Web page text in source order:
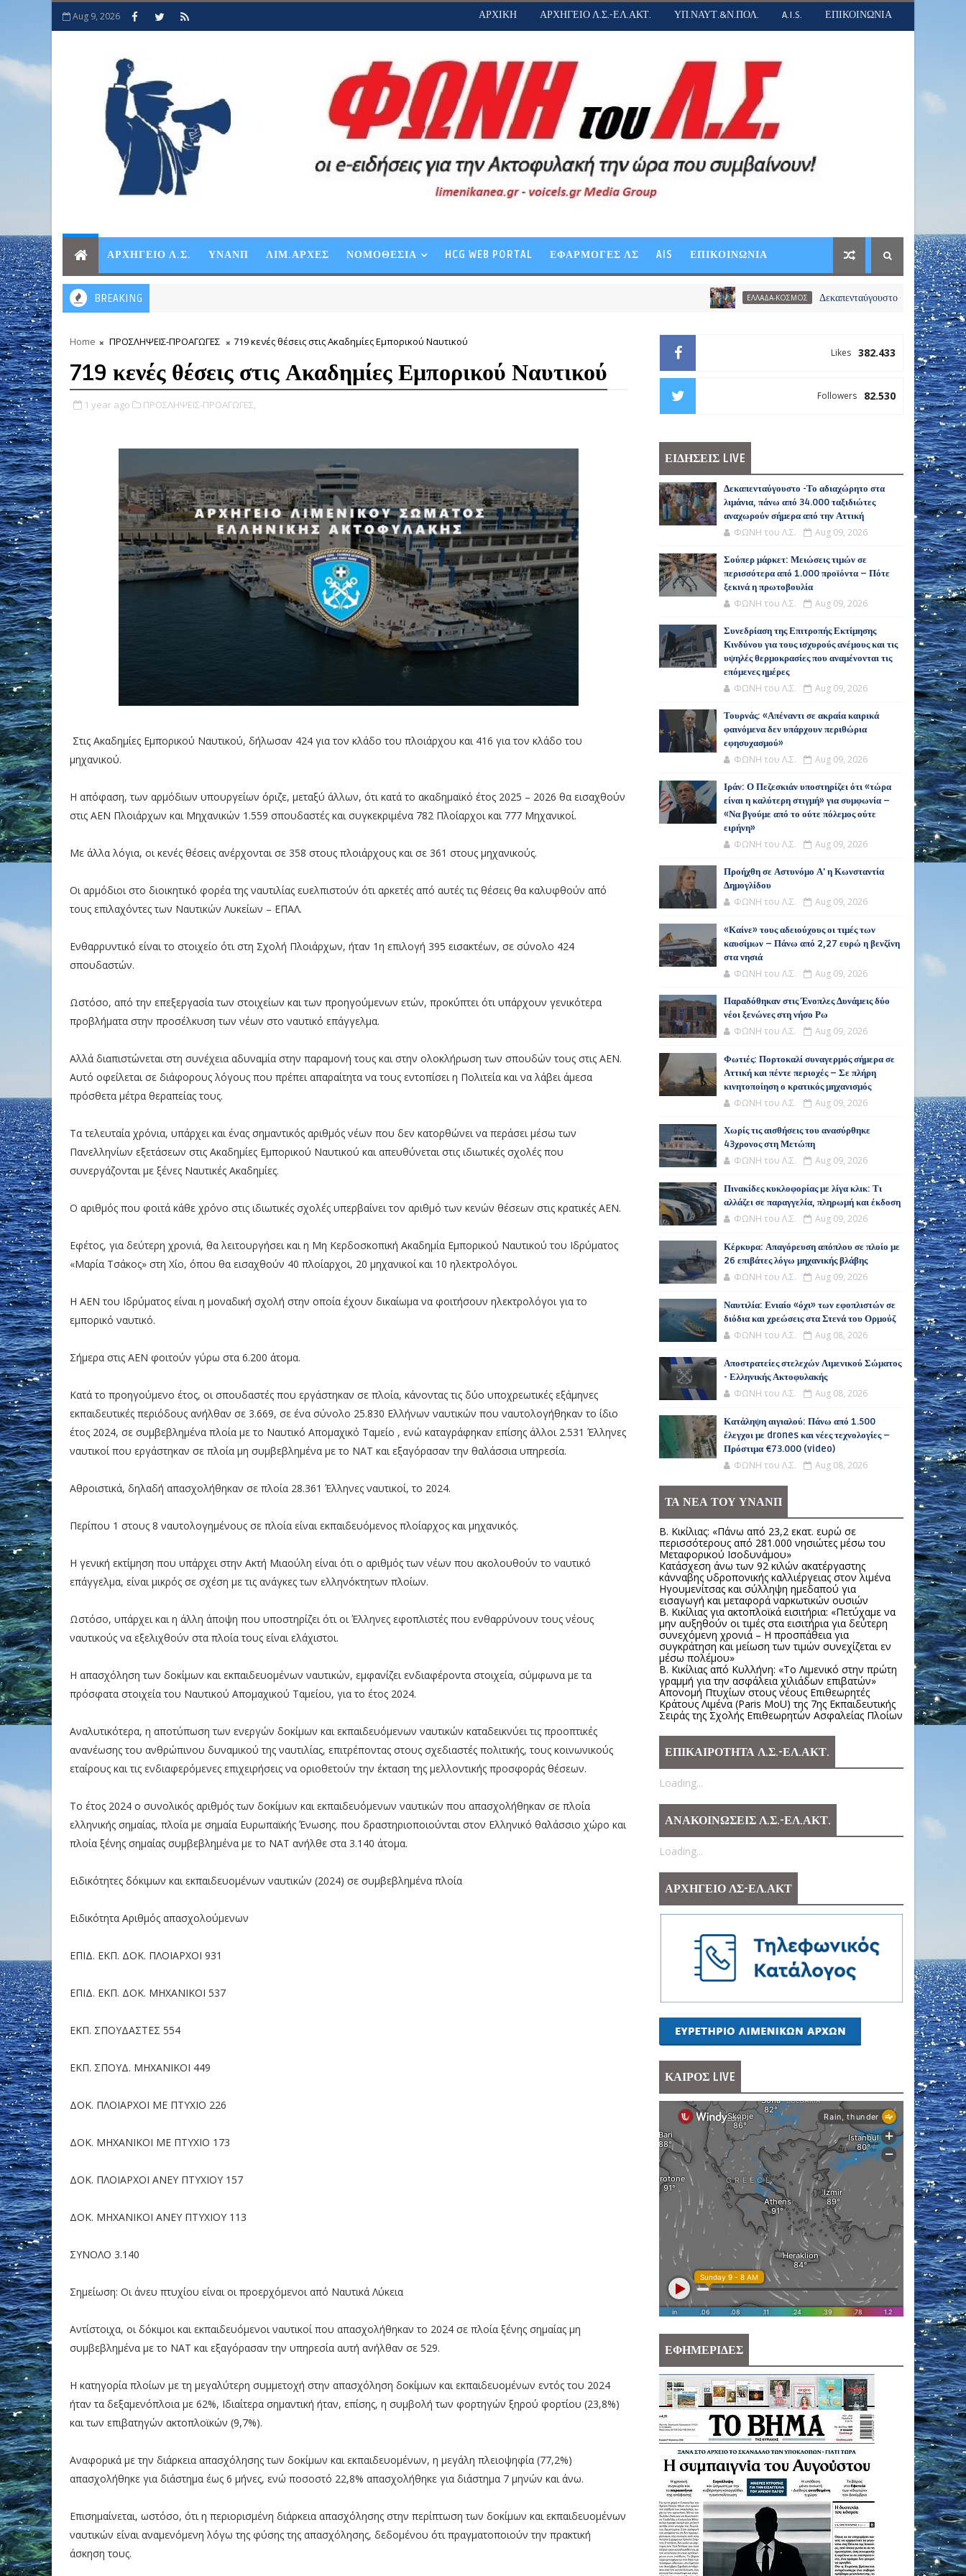
Aug 9, 2026 ΑΡΧΙΚΗ ΑΡΧΗΓΕΙΟ Λ.Σ.-ΕΛ.ΑΚΤ. ΥΠ.ΝΑΥΤ.&Ν.ΠΟΛ. A.I.S. ΕΠΙΚΟΙΝΩΝΙΑ
ΑΡΧΗΓΕΙΟ Λ.Σ. ΥΝΑΝΠ ΛΙΜ.ΑΡΧΕΣ ΝΟΜΟΘΕΣΙΑ HCG WEB PORTAL ΕΦΑΡΜΟΓΕΣ ΛΣ AIS ΕΠΙΚΟΙΝΩΝΙΑ
BREAKING ΕΛΛΑΔΑ-ΚΟΣΜΟΣ Δεκαπενταύγουστο -Το αδιαχώρητο στα
Home ΠΡΟΣΛΗΨΕΙΣ-ΠΡΟΑΓΩΓΕΣ 719 κενές θέσεις στις Ακαδημίες Εμπορικού Ναυτικού
719 κενές θέσεις στις Ακαδημίες Εμπορικού Ναυτικού
1 year ago ΠΡΟΣΛΗΨΕΙΣ-ΠΡΟΑΓΩΓΕΣ,
Στις Ακαδημίες Εμπορικού Ναυτικού, δήλωσαν 424 για τον κλάδο του πλοιάρχου και 416 για τον κλάδο του
μηχανικού.
Η απόφαση, των αρμόδιων υπουργείων όριζε, μεταξύ άλλων, ότι κατά το ακαδημαϊκό έτος 2025 – 2026 θα εισαχθούν
στις ΑΕΝ Πλοιάρχων και Μηχανικών 1.559 σπουδαστές και συγκεκριμένα 782 Πλοίαρχοι και 777 Μηχανικοί.
Με άλλα λόγια, οι κενές θέσεις ανέρχονται σε 358 στους πλοιάρχους και σε 361 στους μηχανικούς.
Οι αρμόδιοι στο διοικητικό φορέα της ναυτιλίας ευελπιστούν ότι αρκετές από αυτές τις θέσεις θα καλυφθούν από
τους επιλαχόντες των Ναυτικών Λυκείων – ΕΠΑΛ.
Ενθαρρυντικό είναι το στοιχείο ότι στη Σχολή Πλοιάρχων, ήταν 1η επιλογή 395 εισακτέων, σε σύνολο 424
σπουδαστών.
Ωστόσο, από την επεξεργασία των στοιχείων και των προηγούμενων ετών, προκύπτει ότι υπάρχουν γενικότερα
προβλήματα στην προσέλκυση των νέων στο ναυτικό επάγγελμα.
Αλλά διαπιστώνεται στη συνέχεια αδυναμία στην παραμονή τους και στην ολοκλήρωση των σπουδών τους στις ΑΕΝ.
Αυτό οφείλεται σε διάφορους λόγους που πρέπει απαραίτητα να τους εντοπίσει η Πολιτεία και να λάβει άμεσα
πρόσθετα μέτρα θεραπείας τους.
Τα τελευταία χρόνια, υπάρχει και ένας σημαντικός αριθμός νέων που δεν κατορθώνει να περάσει μέσω των
Πανελληνίων εξετάσεων στις Ακαδημίες Εμπορικού Ναυτικού και απευθύνεται στις ιδιωτικές σχολές που
συνεργάζονται με ξένες Ναυτικές Ακαδημίες.
Ο αριθμός που φοιτά κάθε χρόνο στις ιδιωτικές σχολές υπερβαίνει τον αριθμό των κενών θέσεων στις κρατικές ΑΕΝ.
Εφέτος, για δεύτερη χρονιά, θα λειτουργήσει και η Μη Κερδοσκοπική Ακαδημία Εμπορικού Ναυτικού του Ιδρύματος
«Μαρία Τσάκος» στη Χίο, όπου θα εισαχθούν 40 πλοίαρχοι, 20 μηχανικοί και 10 ηλεκτρολόγοι.
Η ΑΕΝ του Ιδρύματος είναι η μοναδική σχολή στην οποία έχουν δικαίωμα να φοιτήσουν ηλεκτρολόγοι για το
εμπορικό ναυτικό.
Σήμερα στις ΑΕΝ φοιτούν γύρω στα 6.200 άτομα.
Κατά το προηγούμενο έτος, οι σπουδαστές που εργάστηκαν σε πλοία, κάνοντας τις δύο υποχρεωτικές εξάμηνες
εκπαιδευτικές περιόδους ανήλθαν σε 3.669, σε ένα σύνολο 25.830 Ελλήνων ναυτικών που ναυτολογήθηκαν το ίδιο
έτος 2024, σε συμβεβλημένα πλοία με το Ναυτικό Απομαχικό Ταμείο , ενώ καταγράφηκαν επίσης άλλοι 2.531 Έλληνες
ναυτικοί που εργάστηκαν σε πλοία μη συμβεβλημένα με το ΝΑΤ και εξαγόρασαν την θαλάσσια υπηρεσία.
Αθροιστικά, δηλαδή απασχολήθηκαν σε πλοία 28.361 Έλληνες ναυτικοί, το 2024.
Περίπου 1 στους 8 ναυτολογημένους σε πλοία είναι εκπαιδευόμενος πλοίαρχος και μηχανικός.
Η γενική εκτίμηση που υπάρχει στην Ακτή Μιαούλη είναι ότι ο αριθμός των νέων που ακολουθούν το ναυτικό
επάγγελμα, είναι μικρός σε σχέση με τις ανάγκες των ελληνόκτητων πλοίων.
Ωστόσο, υπάρχει και η άλλη άποψη που υποστηρίζει ότι οι Έλληνες εφοπλιστές που ενθαρρύνουν τους νέους
ναυτικούς να εξελιχθούν στα πλοία τους είναι ελάχιστοι.
Η απασχόληση των δοκίμων και εκπαιδευομένων ναυτικών, εμφανίζει ενδιαφέροντα στοιχεία, σύμφωνα με τα
πρόσφατα στοιχεία του Ναυτικού Απομαχικού Ταμείου, για το έτος 2024.
Αναλυτικότερα, η αποτύπωση των ενεργών δοκίμων και εκπαιδευόμενων ναυτικών καταδεικνύει τις προοπτικές
ανανέωσης του ανθρώπινου δυναμικού της ναυτιλίας, επιτρέποντας στους σχεδιαστές πολιτικής, τους κοινωνικούς
εταίρους και τις ενδιαφερόμενες επιχειρήσεις να οριοθετούν την έκταση της μελλοντικής προσφοράς θέσεων.
Το έτος 2024 ο συνολικός αριθμός των δοκίμων και εκπαιδευόμενων ναυτικών που απασχολήθηκαν σε πλοία
ελληνικής σημαίας, πλοία με σημαία Ευρωπαϊκής Ένωσης. που δραστηριοποιούνται στον Ελληνικό θαλάσσιο χώρο και
πλοία ξένης σημαίας συμβεβλημένα με το ΝΑΤ ανήλθε στα 3.140 άτομα.
Ειδικότητες δόκιμων και εκπαιδευομένων ναυτικών (2024) σε συμβεβλημένα πλοία
Ειδικότητα Αριθμός απασχολούμενων
ΕΠΙΔ. ΕΚΠ. ΔΟΚ. ΠΛΟΙΑΡΧΟΙ 931
ΕΠΙΔ. ΕΚΠ. ΔΟΚ. ΜΗΧΑΝΙΚΟΙ 537
ΕΚΠ. ΣΠΟΥΔΑΣΤΕΣ 554
ΕΚΠ. ΣΠΟΥΔ. ΜΗΧΑΝΙΚΟΙ 449
ΔΟΚ. ΠΛΟΙΑΡΧΟΙ ΜΕ ΠΤΥΧΙΟ 226
ΔΟΚ. ΜΗΧΑΝΙΚΟΙ ΜΕ ΠΤΥΧΙΟ 173
ΔΟΚ. ΠΛΟΙΑΡΧΟΙ ΑΝΕΥ ΠΤΥΧΙΟΥ 157
ΔΟΚ. ΜΗΧΑΝΙΚΟΙ ΑΝΕΥ ΠΤΥΧΙΟΥ 113
ΣΥΝΟΛΟ 3.140
Σημείωση: Οι άνευ πτυχίου είναι οι προερχόμενοι από Ναυτικά Λύκεια
Αντίστοιχα, οι δόκιμοι και εκπαιδευόμενοι ναυτικοί που απασχολήθηκαν το 2024 σε πλοία ξένης σημαίας μη
συμβεβλημένα με το ΝΑΤ και εξαγόρασαν την υπηρεσία αυτή ανήλθαν σε 529.
Η κατηγορία πλοίων με τη μεγαλύτερη συμμετοχή στην απασχόληση δοκίμων και εκπαιδευομένων εντός του 2024
ήταν τα δεξαμενόπλοια με 62%, Ιδιαίτερα σημαντική ήταν, επίσης, η συμβολή των φορτηγών ξηρού φορτίου (23,8%)
και των επιβατηγών ακτοπλοϊκών (9,7%).
Αναφορικά με την διάρκεια απασχόλησης των δοκίμων και εκπαιδευομένων, η μεγάλη πλειοψηφία (77,2%)
απασχολήθηκε για διάστημα έως 6 μήνες, ενώ ποσοστό 22,8% απασχολήθηκε για διάστημα 7 μηνών και άνω.
Επισημαίνεται, ωστόσο, ότι η περιορισμένη διάρκεια απασχόλησης στην περίπτωση των δοκίμων και εκπαιδευομένων
ναυτικών είναι αναμενόμενη λόγω της φύσης της απασχόλησης, δεδομένου ότι πραγματοποιούν την πρακτική
άσκηση τους.
382.433
Likes
82.530
Followers
ΕΙΔΗΣΕΙΣ LIVE
Δεκαπενταύγουστο -Το αδιαχώρητο στα
λιμάνια, πάνω από 34.000 ταξιδιώτες
αναχωρούν σήμερα από την Αττική
ΦΩΝΗ του Λ.Σ. Aug 09, 2026
Σούπερ μάρκετ: Μειώσεις τιμών σε
περισσότερα από 1.000 προϊόντα – Πότε
ξεκινά η πρωτοβουλία
ΦΩΝΗ του Λ.Σ. Aug 09, 2026
Συνεδρίαση της Επιτροπής Εκτίμησης
Κινδύνου για τους ισχυρούς ανέμους και τις
υψηλές θερμοκρασίες που αναμένονται τις
επόμενες ημέρες
ΦΩΝΗ του Λ.Σ. Aug 09, 2026
Τουρνάς: «Απέναντι σε ακραία καιρικά
φαινόμενα δεν υπάρχουν περιθώρια
εφησυχασμού»
ΦΩΝΗ του Λ.Σ. Aug 09, 2026
Ιράν: Ο Πεζεσκιάν υποστηρίζει ότι «τώρα
είναι η καλύτερη στιγμή» για συμφωνία –
«Να βγούμε από το ούτε πόλεμος ούτε
ειρήνη»
ΦΩΝΗ του Λ.Σ. Aug 09, 2026
Προήχθη σε Αστυνόμο Α' η Κωνσταντία
Δημογλίδου
ΦΩΝΗ του Λ.Σ. Aug 09, 2026
«Καίνε» τους αδειούχους οι τιμές των
καυσίμων – Πάνω από 2,27 ευρώ η βενζίνη
στα νησιά
ΦΩΝΗ του Λ.Σ. Aug 09, 2026
Παραδόθηκαν στις Ένοπλες Δυνάμεις δύο
νέοι ξενώνες στη νήσο Ρω
ΦΩΝΗ του Λ.Σ. Aug 09, 2026
Φωτιές: Πορτοκαλί συναγερμός σήμερα σε
Αττική και πέντε περιοχές – Σε πλήρη
κινητοποίηση ο κρατικός μηχανισμός
ΦΩΝΗ του Λ.Σ. Aug 09, 2026
Χωρίς τις αισθήσεις του ανασύρθηκε
43χρονος στη Μετώπη
ΦΩΝΗ του Λ.Σ. Aug 09, 2026
Πινακίδες κυκλοφορίας με λίγα κλικ: Τι
αλλάζει σε παραγγελία, πληρωμή και έκδοση
ΦΩΝΗ του Λ.Σ. Aug 09, 2026
Κέρκυρα: Απαγόρευση απόπλου σε πλοίο με
26 επιβάτες λόγω μηχανικής βλάβης
ΦΩΝΗ του Λ.Σ. Aug 09, 2026
Ναυτιλία: Ενιαίο «όχι» των εφοπλιστών σε
διόδια και χρεώσεις στα Στενά του Ορμούζ
ΦΩΝΗ του Λ.Σ. Aug 08, 2026
Αποστρατείες στελεχών Λιμενικού Σώματος
- Ελληνικής Ακτοφυλακής
ΦΩΝΗ του Λ.Σ. Aug 08, 2026
Κατάληψη αιγιαλού: Πάνω από 1.500
έλεγχοι με drones και νέες τεχνολογίες –
Πρόστιμα €73.000 (video)
ΦΩΝΗ του Λ.Σ. Aug 08, 2026
ΤΑ ΝΕΑ ΤΟΥ ΥΝΑΝΠ
Β. Κικίλιας: «Πάνω από 23,2 εκατ. ευρώ σε
περισσότερους από 281.000 νησιώτες μέσω του
Μεταφορικού Ισοδυνάμου»
Κατάσχεση άνω των 92 κιλών ακατέργαστης
κάνναβης υδροπονικής καλλιέργειας στον λιμένα
Ηγουμενίτσας και σύλληψη ημεδαπού για
εισαγωγή και μεταφορά ναρκωτικών ουσιών
Β. Κικίλιας για ακτοπλοϊκά εισιτήρια: «Πετύχαμε να
μην αυξηθούν οι τιμές στα εισιτήρια για δεύτερη
συνεχόμενη χρονιά – Η προσπάθεια για
συγκράτηση και μείωση των τιμών συνεχίζεται εν
μέσω πολέμου»
Β. Κικίλιας από Κυλλήνη: «Το Λιμενικό στην πρώτη
γραμμή για την ασφάλεια χιλιάδων επιβατών»
Απονομή Πτυχίων στους νέους Επιθεωρητές
Κράτους Λιμένα (Paris MoU) της 7ης Εκπαιδευτικής
Σειράς της Σχολής Επιθεωρητών Ασφαλείας Πλοίων
ΕΠΙΚΑΙΡΟΤΗΤΑ Λ.Σ.-ΕΛ.ΑΚΤ.
Loading...
ΑΝΑΚΟΙΝΩΣΕΙΣ Λ.Σ.-ΕΛ.ΑΚΤ.
Loading...
ΑΡΧΗΓΕΙΟ ΛΣ-ΕΛ.ΑΚΤ
ΚΑΙΡΟΣ LIVE
ΕΦΗΜΕΡΙΔΕΣ